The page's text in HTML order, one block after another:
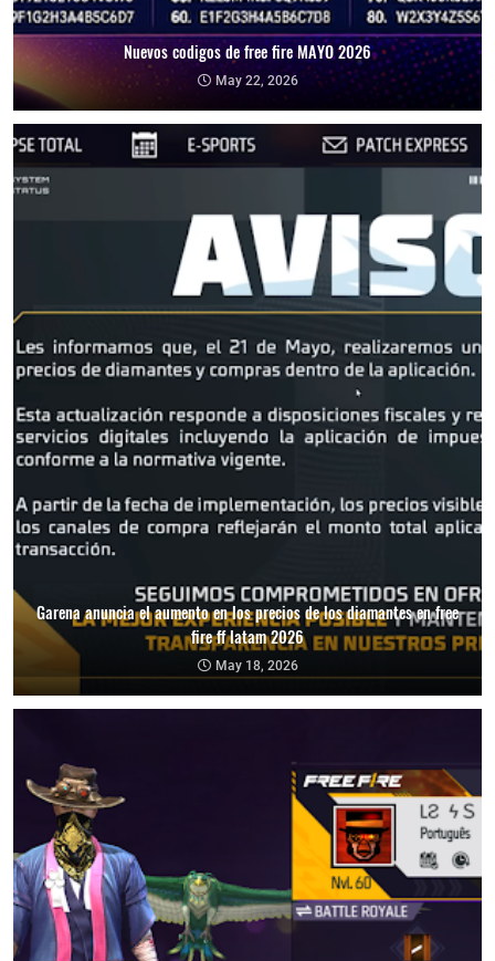
Nuevos codigos de free fire MAYO 2026
May 22, 2026
Garena anuncia el aumento en los precios de los diamantes en free
fire ff latam 2026
May 18, 2026